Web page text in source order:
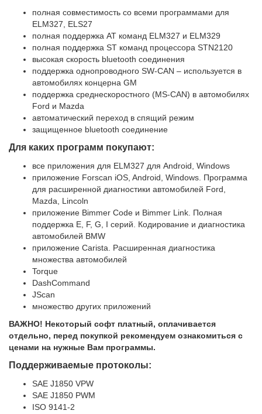
полная совместимость со всеми программами для
ELM327, ELS27
полная поддержка AT команд ELM327 и ELM329
полная поддержка ST команд процессора STN2120
высокая скорость bluetooth соединения
поддержка однопроводного SW-CAN – используется в
автомобилях концерна GM
поддержка среднескоростного (MS-CAN) в автомобилях
Ford и Mazda
автоматический переход в спящий режим
защищенное bluetooth соединение
Для каких программ покупают:
все приложения для ELM327 для Android, Windows
приложение Forscan iOS, Android, Windows. Программа
для расширенной диагностики автомобилей Ford,
Mazda, Lincoln
приложение Bimmer Code и Bimmer Link. Полная
поддержка E, F, G, I серий. Кодирование и диагностика
автомобилей BMW
приложение Carista. Расширенная диагностика
множества автомобилей
Torque
DashCommand
JScan
множество других приложений
ВАЖНО! Некоторый софт платный, оплачивается
отдельно, перед покупкой рекомендуем ознакомиться с
ценами на нужные Вам программы.
Поддерживаемые протоколы:
SAE J1850 VPW
SAE J1850 PWM
ISO 9141-2